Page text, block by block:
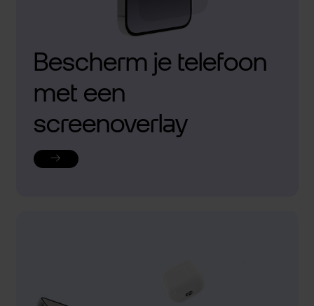
Bescherm je telefoon
met een
screenoverlay